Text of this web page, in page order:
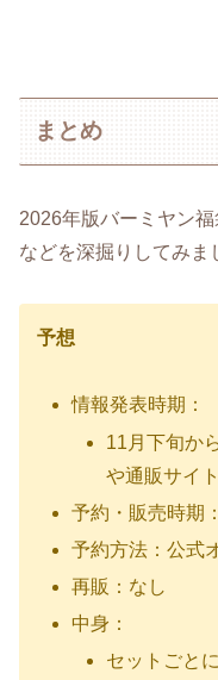
まとめ
2026年版バーミヤン
などを深掘りしてみま
予想
情報発表時期：
11月下旬か
や通販サイ
予約・販売時期
予約方法：公式
再販：なし
中身：
セットごと